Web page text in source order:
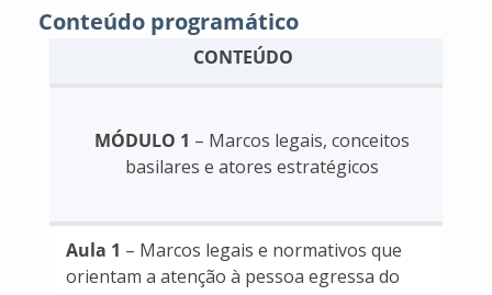
Conteúdo programático
CONTEÚDO
MÓDULO 1 – Marcos legais, conceitos
basilares e atores estratégicos
Aula 1 – Marcos legais e normativos que
orientam a atenção à pessoa egressa do